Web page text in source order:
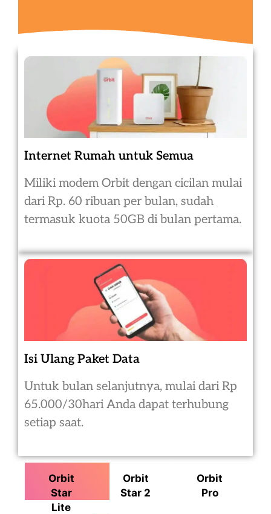
Internet Rumah untuk Semua
Miliki modem Orbit dengan cicilan mulai
dari Rp. 60 ribuan per bulan, sudah
termasuk kuota 50GB di bulan pertama.
Isi Ulang Paket Data
Untuk bulan selanjutnya, mulai dari Rp
65.000/30hari Anda dapat terhubung
setiap saat.
Orbit
Star
Lite
Orbit
Star 2
Orbit
Pro